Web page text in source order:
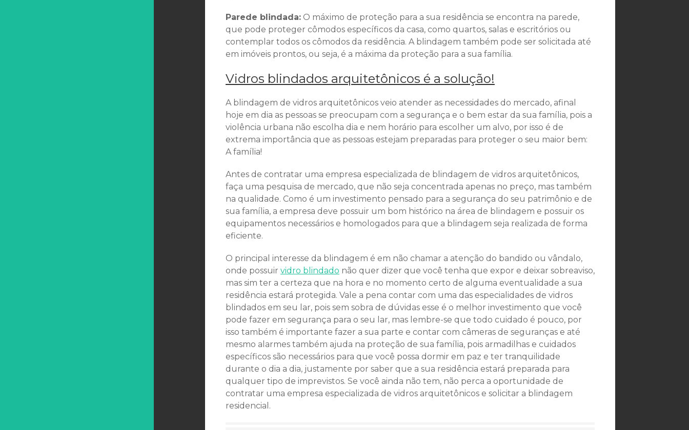
Parede blindada: O máximo de proteção para a sua residência se encontra na parede,
que pode proteger cômodos específicos da casa, como quartos, salas e escritórios ou
contemplar todos os cômodos da residência. A blindagem também pode ser solicitada até
em imóveis prontos, ou seja, é a máxima da proteção para a sua família.
Vidros blindados arquitetônicos é a solução!
A blindagem de vidros arquitetônicos veio atender as necessidades do mercado, afinal
hoje em dia as pessoas se preocupam com a segurança e o bem estar da sua família, pois a
violência urbana não escolha dia e nem horário para escolher um alvo, por isso é de
extrema importância que as pessoas estejam preparadas para proteger o seu maior bem:
A família!
Antes de contratar uma empresa especializada de blindagem de vidros arquitetônicos,
faça uma pesquisa de mercado, que não seja concentrada apenas no preço, mas também
na qualidade. Como é um investimento pensado para a segurança do seu patrimônio e de
sua família, a empresa deve possuir um bom histórico na área de blindagem e possuir os
equipamentos necessários e homologados para que a blindagem seja realizada de forma
eficiente.
O principal interesse da blindagem é em não chamar a atenção do bandido ou vândalo,
onde possuir vidro blindado não quer dizer que você tenha que expor e deixar sobreaviso,
mas sim ter a certeza que na hora e no momento certo de alguma eventualidade a sua
residência estará protegida. Vale a pena contar com uma das especialidades de vidros
blindados em seu lar, pois sem sobra de dúvidas esse é o melhor investimento que você
pode fazer em segurança para o seu lar, mas lembre-se que todo cuidado é pouco, por
isso também é importante fazer a sua parte e contar com câmeras de seguranças e até
mesmo alarmes também ajuda na proteção de sua família, pois armadilhas e cuidados
específicos são necessários para que você possa dormir em paz e ter tranquilidade
durante o dia a dia, justamente por saber que a sua residência estará preparada para
qualquer tipo de imprevistos. Se você ainda não tem, não perca a oportunidade de
contratar uma empresa especializada de vidros arquitetônicos e solicitar a blindagem
residencial.